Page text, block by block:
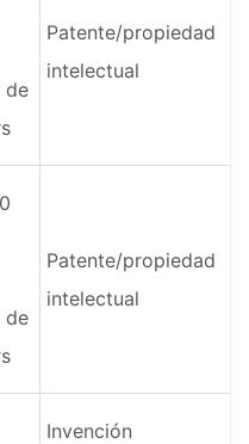
de
Patente/propiedad
intelectual
de
Patente/propiedad
intelectual
Invención